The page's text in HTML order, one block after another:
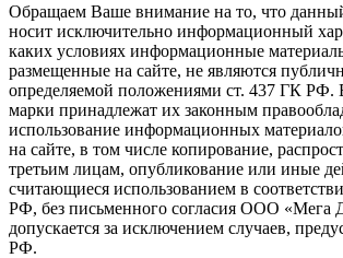
Обращаем Ваше внимание на то, что
носит исключительно информационный
каких условиях информационные
размещенные на сайте, не являются
определяемой положениями ст. 437 ГК РФ.
марки принадлежат их законным
использование информационных
на сайте, в том числе копирование,
третьим лицам, опубликование или иные
считающиеся использованием в
РФ, без письменного согласия ООО «Мега
допускается за исключением случаев,
РФ.